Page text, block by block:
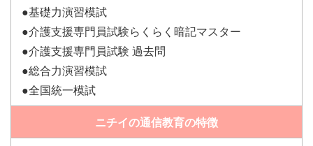
●基礎力演習模試
●介護支援専門員試験らくらく暗記マスター
●介護支援専門員試験 過去問
●総合力演習模試
●全国統一模試
ニチイの通信教育の特徴